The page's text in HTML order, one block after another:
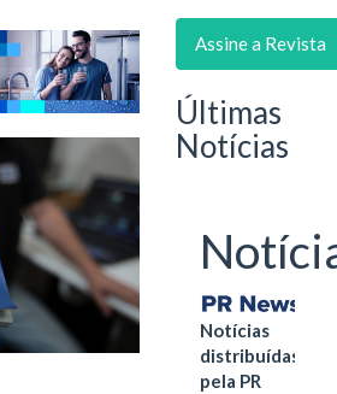
Assine a Revista
Últimas
Notícias
Notícias
distribuídas
pela PR